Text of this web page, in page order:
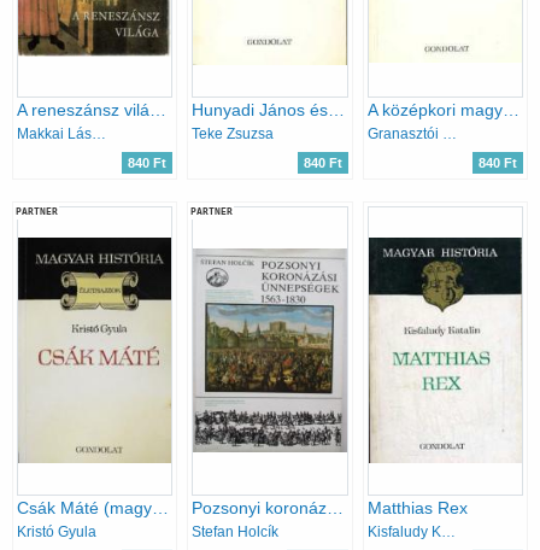
Makkai László
840 Ft
Teke Zsuzsa
840 Ft
A középkori magyar város (magyar história)
Granasztói György
840 Ft
PARTNER
Kristó Gyula
PARTNER
Stefan Holcík
Matthias Rex